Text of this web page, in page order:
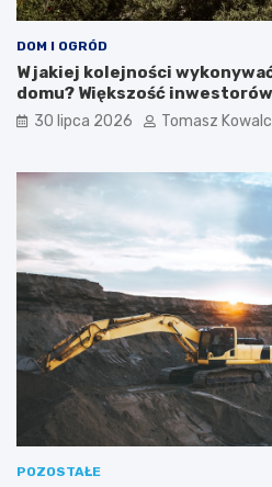
DOM I OGRÓD
W jakiej kolejności
domu? Większość
30 lipca 2026 Tomasz
POZOSTAŁE